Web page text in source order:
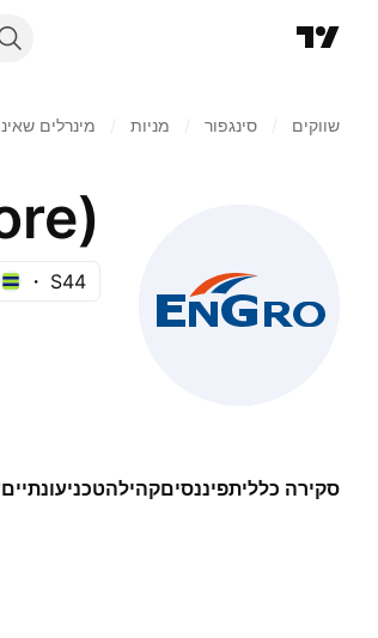
שווקים סינגפור מניות‏ מינרלים
S44
סקירה כלליתפיננסיםקהילהטכניעונתיים